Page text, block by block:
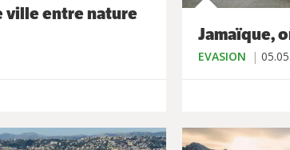
ville entre nature
Jamaïque,
EVASION